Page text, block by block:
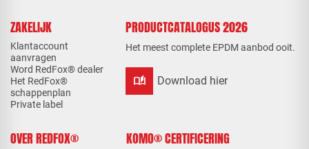
ZAKELIJK
Klantaccount
aanvragen
Word RedFox® dealer
Het RedFox®
schappenplan
Private label
PRODUCTCATALOGUS 2026
Het meest complete EPDM aanbod ooit.
auto_stories Download hier
OVER REDFOX® KOMO® CERTIFICERING